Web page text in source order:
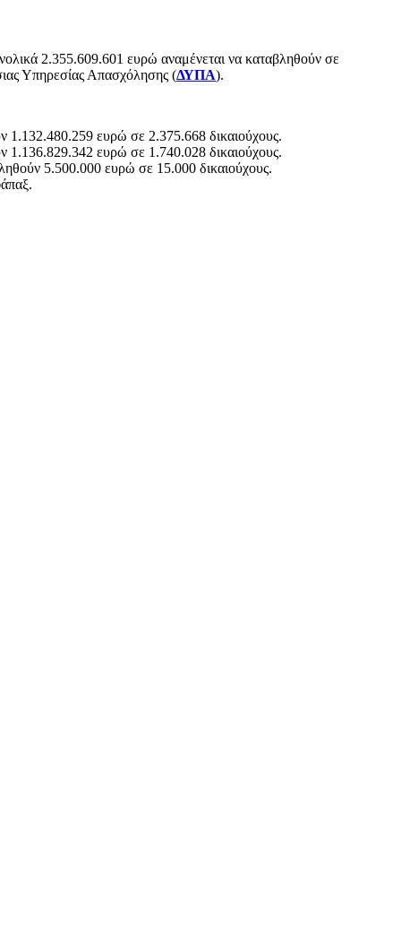
2.355.609.601 ευρώ αναμένεται να καταβληθούν σε
Υπηρεσίας Απασχόλησης (ΔΥΠΑ).
1.132.480.259 ευρώ σε 2.375.668 δικαιούχους.
1.136.829.342 ευρώ σε 1.740.028 δικαιούχους.
5.500.000 ευρώ σε 15.000 δικαιούχους.